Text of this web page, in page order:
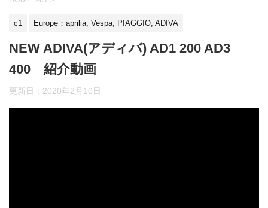
c1 Europe：aprilia, Vespa, PIAGGIO, ADIVA
NEW ADIVA(アディバ) AD1 200 AD3
400 紹介動画
更新日： 2020年2月10日